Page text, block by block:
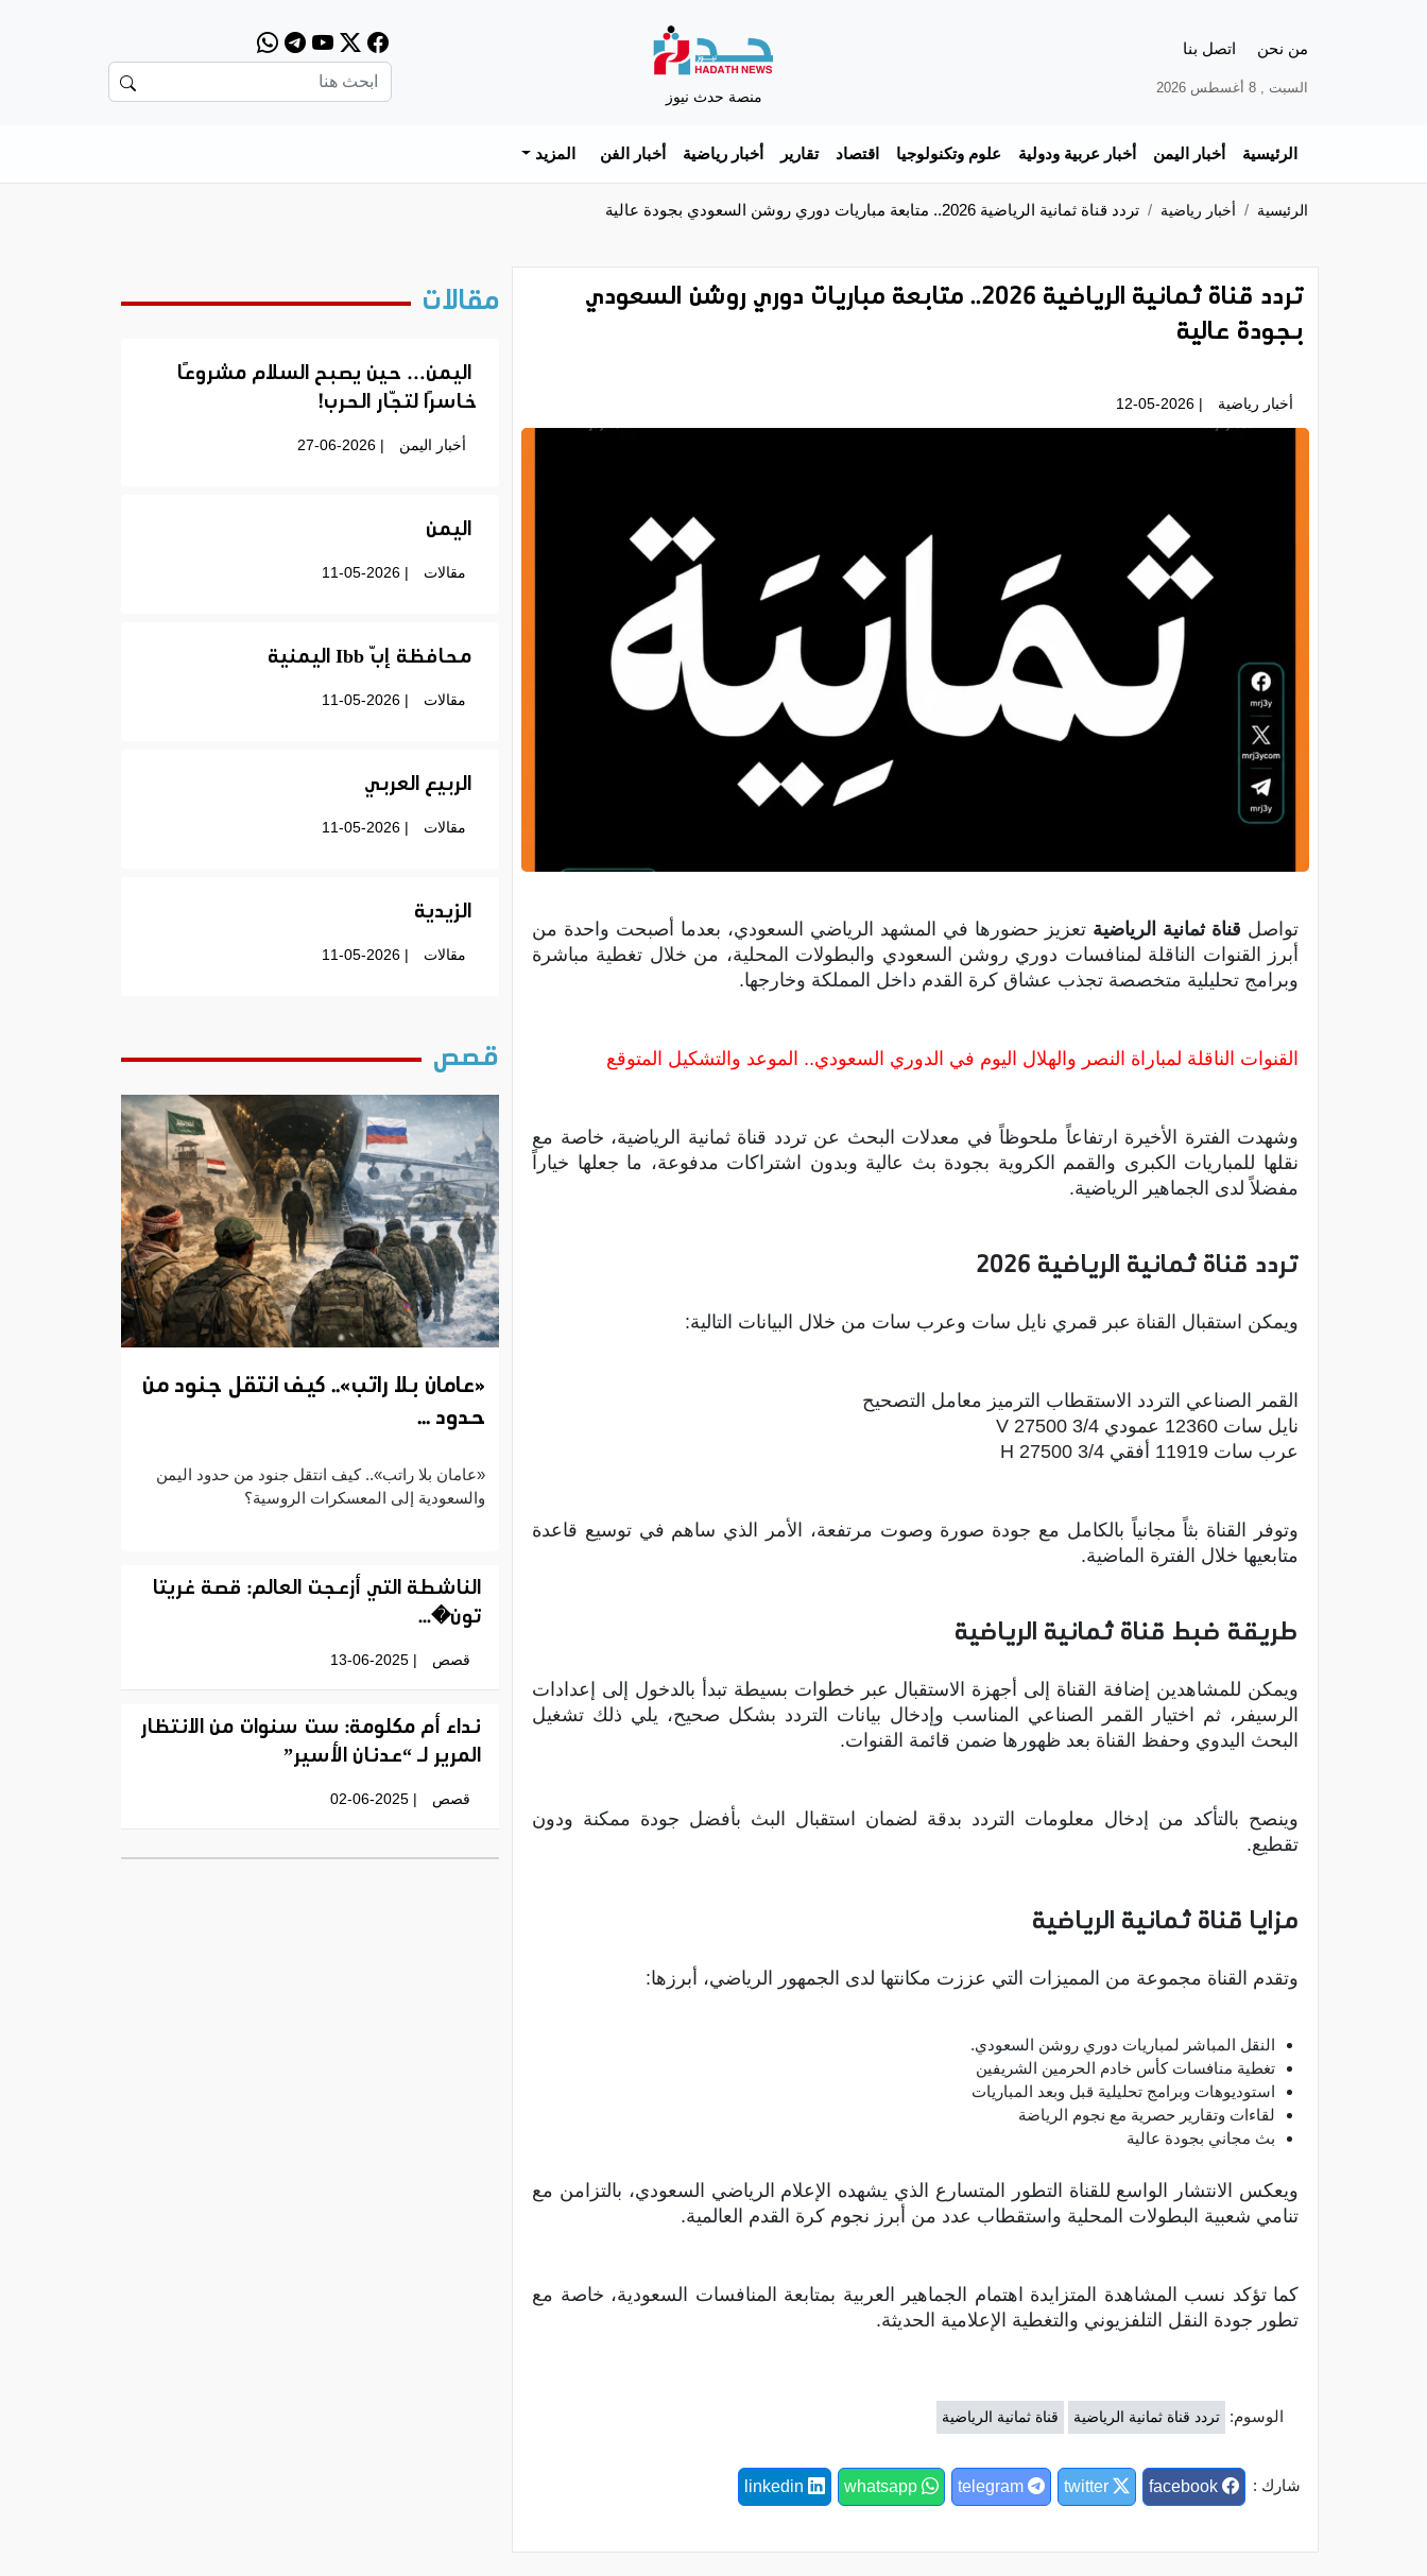
من نحن اتصل بنا
السبت , 8 أغسطس 2026
منصة حدث نيوز
الرئيسية أخبار اليمن أخبار عربية ودولية علوم وتكنولوجيا اقتصاد تقارير أخبار رياضية أخبار الفن المزيد
الرئيسية أخبار رياضية تردد قناة ثمانية الرياضية 2026.. متابعة مباريات دوري روشن السعودي بجودة عالية
تردد قناة ثمانية الرياضية 2026.. متابعة مباريات دوري روشن السعودي
بجودة عالية
أخبار رياضية | 12-05-2026
تواصل قناة ثمانية الرياضية تعزيز حضورها في المشهد الرياضي السعودي، بعدما أصبحت واحدة من
أبرز القنوات الناقلة لمنافسات دوري روشن السعودي والبطولات المحلية، من خلال تغطية مباشرة
وبرامج تحليلية متخصصة تجذب عشاق كرة القدم داخل المملكة وخارجها.
القنوات الناقلة لمباراة النصر والهلال اليوم في الدوري السعودي.. الموعد والتشكيل المتوقع
وشهدت الفترة الأخيرة ارتفاعاً ملحوظاً في معدلات البحث عن تردد قناة ثمانية الرياضية، خاصة مع
نقلها للمباريات الكبرى والقمم الكروية بجودة بث عالية وبدون اشتراكات مدفوعة، ما جعلها خياراً
مفضلاً لدى الجماهير الرياضية.
تردد قناة ثمانية الرياضية 2026
ويمكن استقبال القناة عبر قمري نايل سات وعرب سات من خلال البيانات التالية:
القمر الصناعي التردد الاستقطاب الترميز معامل التصحيح
نايل سات 12360 عمودي V 27500 3/4
عرب سات 11919 أفقي H 27500 3/4
وتوفر القناة بثاً مجانياً بالكامل مع جودة صورة وصوت مرتفعة، الأمر الذي ساهم في توسيع قاعدة
متابعيها خلال الفترة الماضية.
طريقة ضبط قناة ثمانية الرياضية
ويمكن للمشاهدين إضافة القناة إلى أجهزة الاستقبال عبر خطوات بسيطة تبدأ بالدخول إلى إعدادات
الرسيفر، ثم اختيار القمر الصناعي المناسب وإدخال بيانات التردد بشكل صحيح، يلي ذلك تشغيل
البحث اليدوي وحفظ القناة بعد ظهورها ضمن قائمة القنوات.
وينصح بالتأكد من إدخال معلومات التردد بدقة لضمان استقبال البث بأفضل جودة ممكنة ودون
تقطيع.
مزايا قناة ثمانية الرياضية
وتقدم القناة مجموعة من المميزات التي عززت مكانتها لدى الجمهور الرياضي، أبرزها:
النقل المباشر لمباريات دوري روشن السعودي.
تغطية منافسات كأس خادم الحرمين الشريفين
استوديوهات وبرامج تحليلية قبل وبعد المباريات
لقاءات وتقارير حصرية مع نجوم الرياضة
بث مجاني بجودة عالية
ويعكس الانتشار الواسع للقناة التطور المتسارع الذي يشهده الإعلام الرياضي السعودي، بالتزامن مع
تنامي شعبية البطولات المحلية واستقطاب عدد من أبرز نجوم كرة القدم العالمية.
كما تؤكد نسب المشاهدة المتزايدة اهتمام الجماهير العربية بمتابعة المنافسات السعودية، خاصة مع
تطور جودة النقل التلفزيوني والتغطية الإعلامية الحديثة.
الوسوم: تردد قناة ثمانية الرياضية قناة ثمانية الرياضية
شارك :
مقالات
اليمن… حين يصبح السلام مشروعًا
خاسرًا لتجّار الحرب!
أخبار اليمن | 27-06-2026
اليمن
مقالات | 11-05-2026
محافظة إبّ Ibb اليمنية
مقالات | 11-05-2026
الربيع العربي
مقالات | 11-05-2026
الزيدية
مقالات | 11-05-2026
قصص
«عامان بلا راتب».. كيف انتقل جنود من
حدود ...
«عامان بلا راتب».. كيف انتقل جنود من حدود اليمن
والسعودية إلى المعسكرات الروسية؟
الناشطة التي أزعجت العالم: قصة غريتا
تون�...
قصص | 13-06-2025
نداء أم مكلومة: ست سنوات من الانتظار
المرير لـ “عدنان الأسير”
قصص | 02-06-2025